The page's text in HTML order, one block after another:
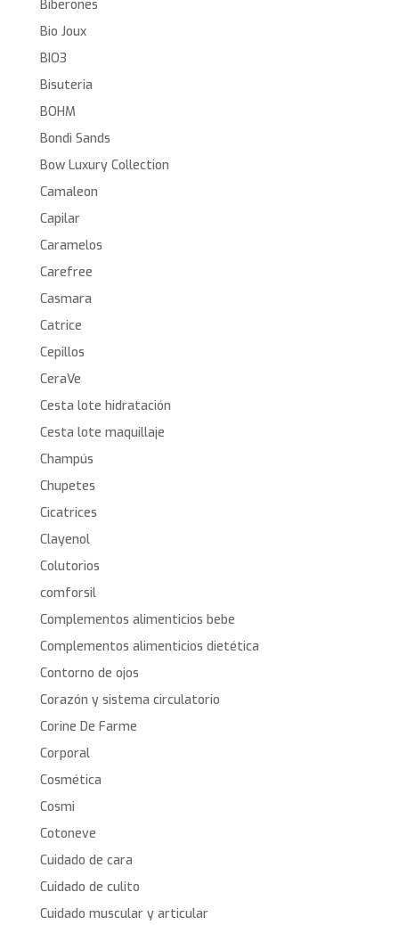
Biberones
Bio Joux
BIO3
Bisuteria
BOHM
Bondi Sands
Bow Luxury Collection
Camaleon
Capilar
Caramelos
Carefree
Casmara
Catrice
Cepillos
CeraVe
Cesta lote hidratación
Cesta lote maquillaje
Champús
Chupetes
Cicatrices
Clayenol
Colutorios
comforsil
Complementos alimenticios bebe
Complementos alimenticios dietética
Contorno de ojos
Corazón y sistema circulatorio
Corine De Farme
Corporal
Cosmética
Cosmi
Cotoneve
Cuidado de cara
Cuidado de culito
Cuidado muscular y articular